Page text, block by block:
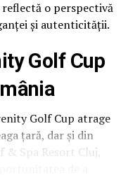
și Renovări de
DachProfi Wien
o perspectivă
și autenticității.
Golf Cup
Golf Cup atrage
țară, dar și din
& Spa Resort Cluj,